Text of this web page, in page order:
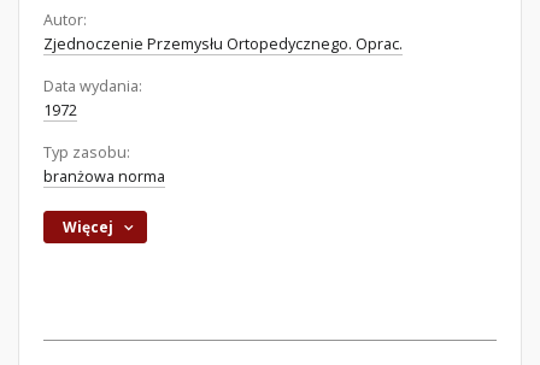
Autor:
Zjednoczenie Przemysłu Ortopedycznego. Oprac.
Data wydania:
1972
Typ zasobu:
branżowa norma
Więcej